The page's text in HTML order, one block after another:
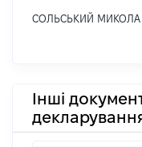
СОЛЬСЬКИЙ МИКОЛА
Інші